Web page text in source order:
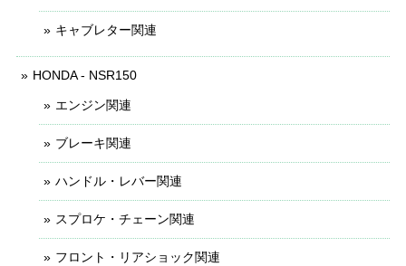
キャブレター関連
HONDA - NSR150
エンジン関連
ブレーキ関連
ハンドル・レバー関連
スプロケ・チェーン関連
フロント・リアショック関連